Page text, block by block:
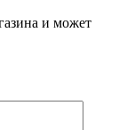
и может